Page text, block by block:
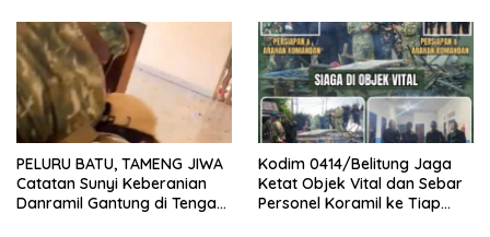
Ihsan Redam Konflik Timah
Belitung
PELURU BATU, TAMENG JIWA
Catatan Sunyi Keberanian
Danramil Gantung di Tengah
Kodim 0414/Belitung Jaga
Ketat Objek Vital dan Sebar
Personel Koramil ke Tiap